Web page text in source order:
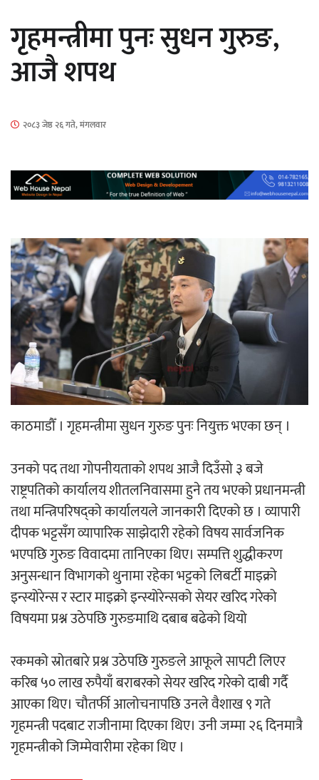
नियन्त्रणमा
‘ईयुमा डट कम’ले बुधबारदेखि आफ्नो
औपचारिक सेवा सञ्चालनमा
‘आइतबारको अफिस’ को परिचर्चा सम्पन्न
अर्जुन चन्द्रको ‘संवेदनाका प्रतिध्वनि’
मुक्तकसङ्ग्रह लोकार्पण
गृहमन्त्रीमा पुनः सुधन गुरुङ,
आजै शपथ
२०८३ जेष्ठ २६ गते, मंगलवार
काठमाडौँ । गृहमन्त्रीमा सुधन गुरुङ पुनः नियुक्त भएका छन् ।
उनको पद तथा गोपनीयताको शपथ आजै दिउँसो ३ बजे
राष्ट्रपतिको कार्यालय शीतलनिवासमा हुने तय भएको प्रधानमन्त्री
तथा मन्त्रिपरिषद्को कार्यालयले जानकारी दिएको छ । व्यापारी
दीपक भट्टसँग व्यापारिक साझेदारी रहेको विषय सार्वजनिक
भएपछि गुरुङ विवादमा तानिएका थिए। सम्पत्ति शुद्धीकरण
अनुसन्धान विभागको थुनामा रहेका भट्टको लिबर्टी माइक्रो
इन्स्योरेन्स र स्टार माइक्रो इन्स्योरेन्सको सेयर खरिद गरेको
विषयमा प्रश्न उठेपछि गुरुङमाथि दबाब बढेको थियो
रकमको स्रोतबारे प्रश्न उठेपछि गुरुङले आफूले सापटी लिएर
करिब ५० लाख रुपैयाँ बराबरको सेयर खरिद गरेको दाबी गर्दै
आएका थिए। चौतर्फी आलोचनापछि उनले वैशाख ९ गते
गृहमन्त्री पदबाट राजीनामा दिएका थिए। उनी जम्मा २६ दिनमात्रै
गृहमन्त्रीको जिम्मेवारीमा रहेका थिए ।